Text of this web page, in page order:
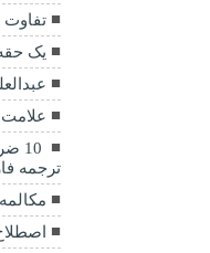
تفاوت art و artistic در حالت های وصفی
یک
ترجمه